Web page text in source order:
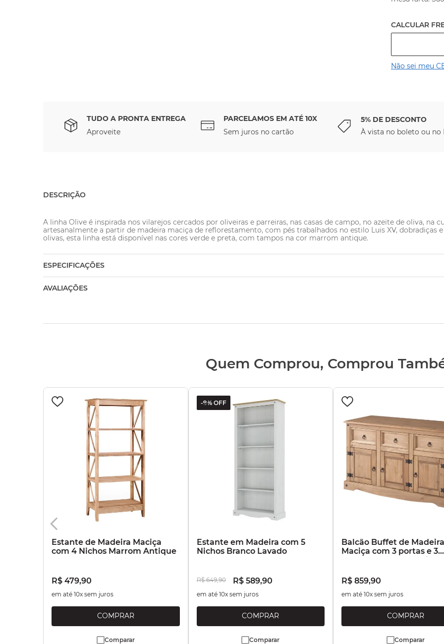
Não sei meu
TUDO A PRONTA ENTREGA
Aproveite
PARCELAMOS EM ATÉ 10X
Sem juros no cartão
5% DE DESCONTO
À vista no boleto ou no
DESCRIÇÃO
A linha Olive é inspirada nos vilarejos cercados por oliveiras e parreiras, nas casas de campo, no azeite de oliva, na
artesanalmente a partir de madeira maciça de reflorestamento, com pés trabalhados no estilo Luis XV,
olivas, esta linha está disponível nas cores verde e preta, com tampos na cor marrom antique.
ESPECIFICAÇÕES
AVALIAÇÕES
Quem Comprou, Comprou
Estante de Madeira Maciça
com 4 Nichos Marrom Antique
R$ 479,90
em até 10x sem juros
Comparar
-9%OFF
Estante em Madeira com 5
Nichos Branco Lavado
R$ 649,90 R$ 589,90
em até 10x sem juros
Comparar
Balcão Buffet de Madeira
Maciça com 3 portas e 3
Gavetas Marrom Antique
R$ 859,90
em até 10x sem juros
Comparar